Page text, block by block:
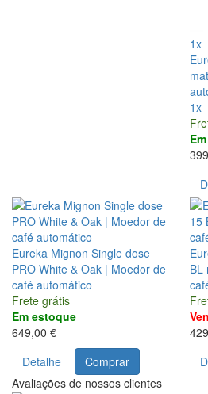
1x
1x
Eureka Mignon Single dose
PRO White & Oak | Moedor de
café automático
Frete grátis
Em estoque
649,00 €
Detalhe
Comprar
BL
Avaliações de nossos clientes